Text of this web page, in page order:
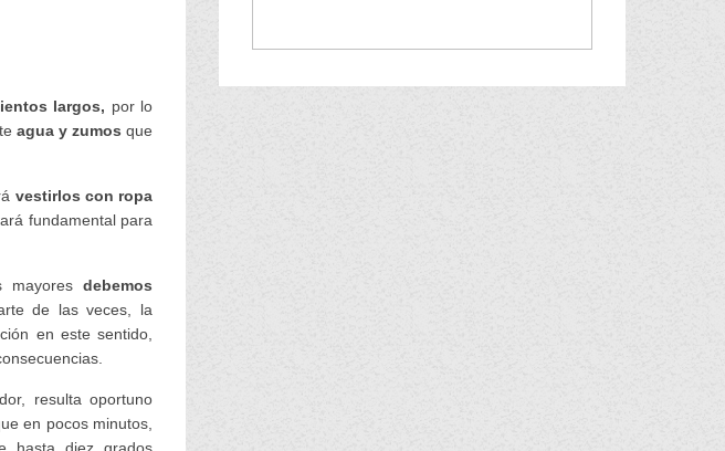
largos, por lo
agua y zumos que
vestirlos con ropa
fundamental para
mayores debemos
de las veces, la
en este sentido,
resulta oportuno
en pocos minutos,
hasta diez grados